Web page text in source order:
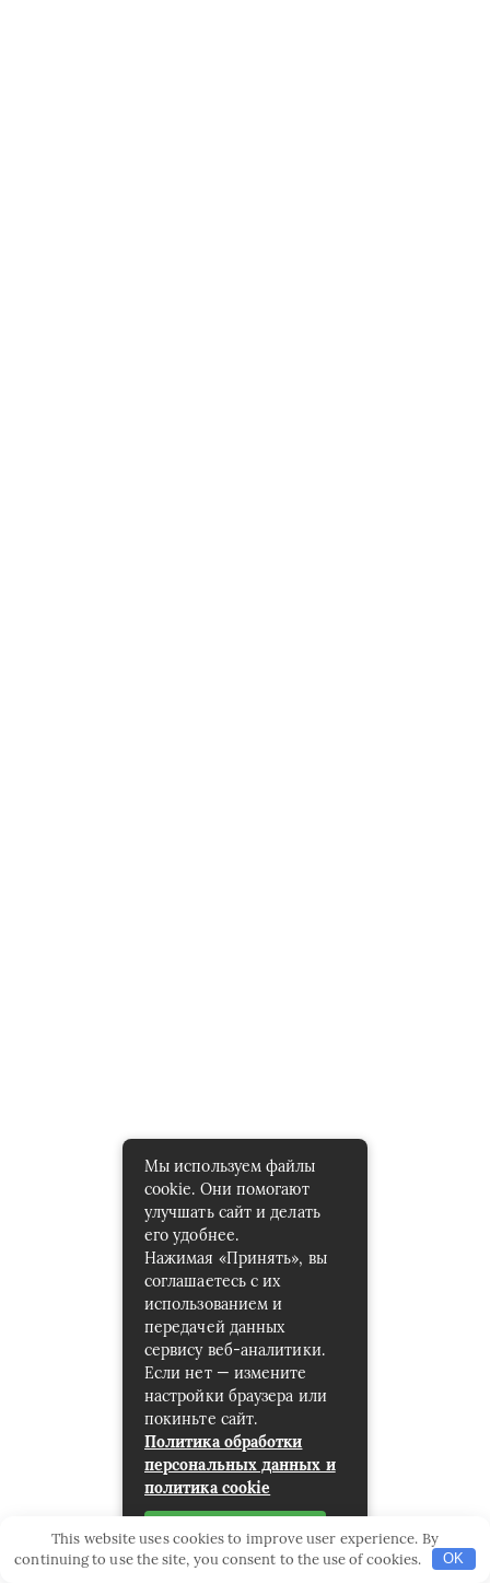
Мы используем файлы
cookie. Они помогают
улучшать сайт и делать
его удобнее.
Нажимая «Принять», вы
соглашаетесь с их
использованием и
передачей данных
сервису веб-аналитики.
Если нет — измените
настройки браузера или
покиньте сайт.
Политика обработки
персональных данных и
политика cookie
This website uses cookies to improve user experience. By
continuing to use the site, you consent to the use of cookies.
OK